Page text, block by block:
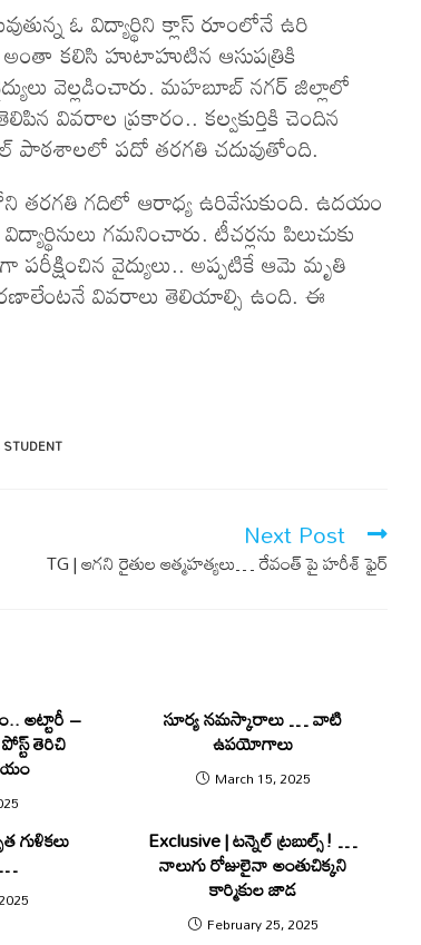
ఓ విద్యార్థిని క్లాస్ రూంలోనే ఉరి
అంతా కలిసి హుటాహుటిన ఆసుపత్రికి
వెల్లడించారు. మహబూబ్ నగర్ జిల్లాలో
వివరాల ప్రకారం.. కల్వకుర్తికి చెందిన
పాఠశాలలో పదో తరగతి చదువుతోంది.
తరగతి గదిలో ఆరాధ్య ఉరివేసుకుంది. ఉదయం
గమనించారు. టీచర్లను పిలుచుకు
పరీక్షించిన వైద్యులు.. అప్పటికే ఆమె మృతి
వివరాలు తెలియాల్సి ఉంది. ఈ
STUDENT
Next Post
TG | ఆగ‌ని రైతుల ఆత్మ‌హ‌త్య‌లు… రేవంత్ పై హ‌రీశ్ ఫైర్
అట్టారీ –
తెరిచి
సూర్య నమస్కారాలు … వాటి
ఉపయోగాలు
March 15, 2025
గుళికలు Exclusive | టన్నెల్ ట్రబుల్స్​! …
నాలుగు రోజులైనా అంతుచిక్కని
కార్మికుల జాడ
February 25, 2025